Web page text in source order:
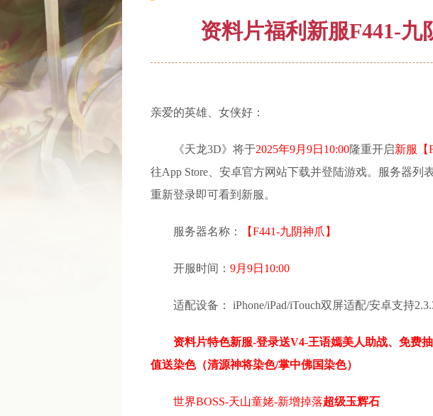
资料片福利新服F441-九
亲爱的英雄、女侠好：
《天龙3D》将于2025年9月9日10:00隆重开启新服【
往App Store、安卓官方网站下载并登陆游戏。服务器列
重新登录即可看到新服。
服务器名称： 【F441-九阴神爪 】
开服时间： 9月9日10:00
适配设备： iPhone/iPad/iTouch双屏适配/安卓支持
资料片特色新服-登录送V4-王语嫣美人助战、免费
值送染色（清源神将染色/掌中佛国染色）
世界BOSS-天山童姥-新增掉落超级玉辉石